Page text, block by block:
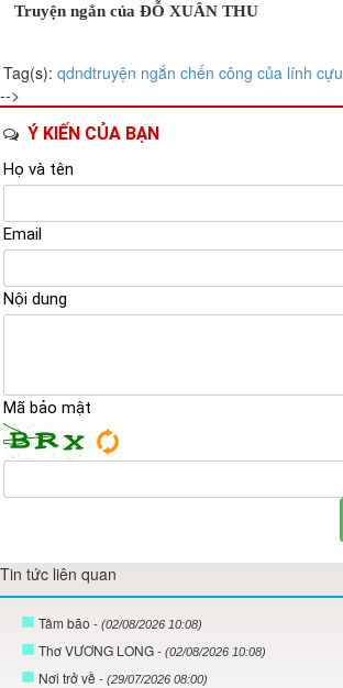
Truyện ngắn của ĐỖ XUÂN THU
Tag(s): qdndtruyện ngắn chến công của lính cựu
-->
Ý KIẾN CỦA BẠN
Họ và tên
Email
Nội dung
Mã bảo mật
Tin tức liên quan
Tâm bão - (02/08/2026 10:08)
Thơ VƯƠNG LONG - (02/08/2026 10:08)
Nơi trở về - (29/07/2026 08:00)